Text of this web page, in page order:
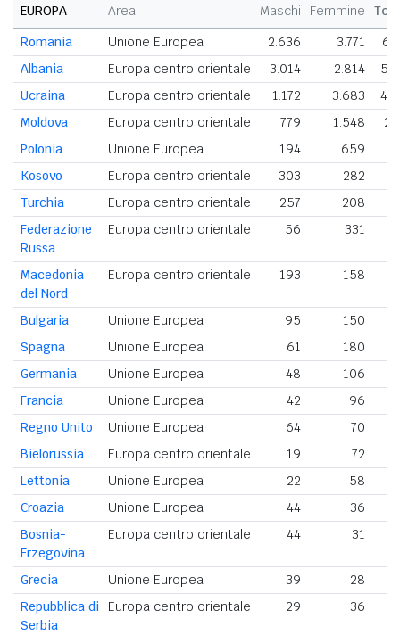
EUROPA Area Maschi Femmine
Romania
Unione Europea 2.636 3.771
Albania
Europa centro orientale 3.014 2.814
Ucraina
Europa centro orientale 1.172 3.683
Moldova
Europa centro orientale 779 1.548
Polonia
Unione Europea 194 659
Kosovo
Europa centro orientale 303 282
Turchia
Europa centro orientale 257 208
Federazione
Russa
Europa centro orientale 56 331
Macedonia
del Nord
Europa centro orientale 193 158
Bulgaria Unione Europea 95 150
Spagna
Unione Europea 61 180
Germania
Unione Europea 48 106
Francia
Unione Europea 42 96
Regno Unito
Unione Europea 64 70
Bielorussia
Europa centro orientale 19
72
Lettonia
Unione Europea 22 58
Croazia
Unione Europea 44 36
Bosnia-
Erzegovina
Europa centro orientale 44 31
Grecia Unione Europea 39
28
Repubblica di
Serbia
Europa centro orientale 29 36